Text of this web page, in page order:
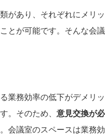
があり、それぞれにメリ
とが可能です。そんな会
業務効率の低下がデメリ
。そのため、 意見交換が
会議室のスペースは業務